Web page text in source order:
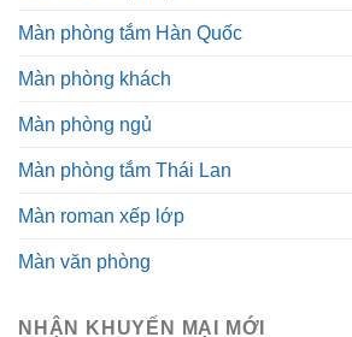
Màn phòng tắm Hàn Quốc
Màn phòng khách
Màn phòng ngủ
Màn phòng tắm Thái Lan
Màn roman xếp lớp
Màn văn phòng
NHẬN KHUYẾN MẠI MỚI